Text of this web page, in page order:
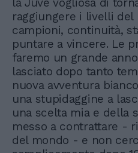
la Juve vogliosa di
raggiungere i livelli del
campioni, continuità,
puntare a vincere. Le
faremo un grande
lasciato dopo tanto
nuova avventura
una stupidaggine a
una scelta mia e della
messo a contrattare -
del mondo - e non